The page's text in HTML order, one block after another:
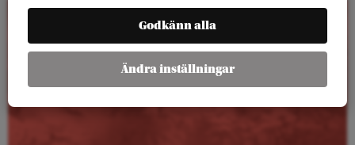
KalenderGodkänn alla
Ändra inställningar